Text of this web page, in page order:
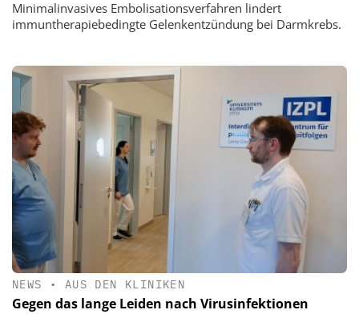
Minimalinvasives Embolisationsverfahren lindert
immuntherapiebedingte Gelenkentzündung bei Darmkrebs.
NEWS • AUS DEN KLINIKEN
Gegen das lange Leiden nach Virusinfektionen